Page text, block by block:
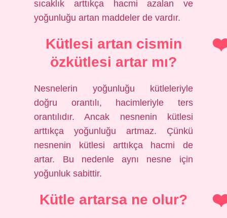
sıcaklık arttıkça hacmi azalan ve
yoğunluğu artan maddeler de vardır.
Kütlesi artan cismin
özkütlesi artar mı?
Nesnelerin yoğunluğu kütleleriyle
doğru orantılı, hacimleriyle ters
orantılıdır. Ancak nesnenin kütlesi
arttıkça yoğunluğu artmaz. Çünkü
nesnenin kütlesi arttıkça hacmi de
artar. Bu nedenle aynı nesne için
yoğunluk sabittir.
Kütle artarsa ne olur?